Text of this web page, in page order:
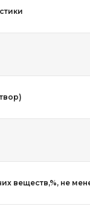
веществ,%, не